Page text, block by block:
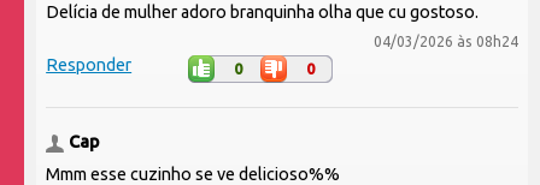
Delícia de mulher adoro branquinha olha que cu gostoso.
04/03/2026 às 08h24
Responder 0 0
Cap
Mmm esse cuzinho se ve delicioso%%